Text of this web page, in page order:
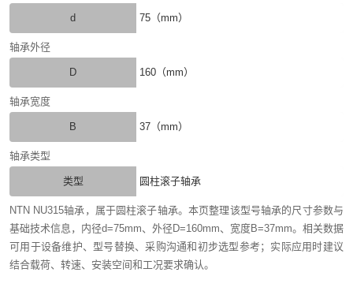
d 75（mm）
轴承外径
D 160（mm）
轴承宽度
B 37（mm）
轴承类型
类型 圆柱滚子轴承
NTN NU315轴承，属于圆柱滚子轴承。本页整理该型号轴承的尺寸参数与
基础技术信息，内径d=75mm、外径D=160mm、宽度B=37mm。相关数据
可用于设备维护、型号替换、采购沟通和初步选型参考；实际应用时建议
结合载荷、转速、安装空间和工况要求确认。